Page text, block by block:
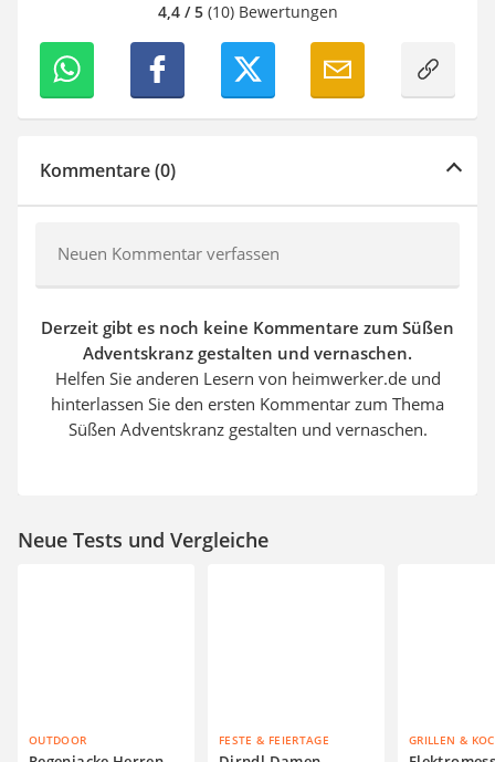
4,4 / 5(10) Bewertungen
Kommentare (0)
Neuen Kommentar verfassen
Derzeit gibt es noch keine Kommentare zum Süßen
Adventskranz gestalten und vernaschen.
Helfen Sie anderen Lesern von heimwerker.de und
hinterlassen Sie den ersten Kommentar zum Thema
Süßen Adventskranz gestalten und vernaschen.
Neue Tests und Vergleiche
OUTDOOR FESTE & FEIERTAGE GRILLEN &